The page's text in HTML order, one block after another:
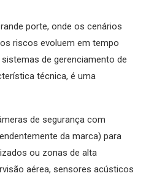
porte, onde os cenários
riscos evoluem em tempo
de gerenciamento de
técnica, é uma
de segurança com
da marca) para
ou zonas de alta
aérea, sensores acústicos